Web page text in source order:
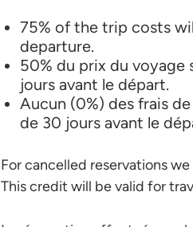
75% of the trip costs
departure.
50% du prix du voyage
jours avant le départ.
Aucun (0%) des frais
de 30 jours avant le
For cancelled reservations
This credit will be valid for